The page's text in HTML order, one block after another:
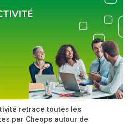
retrace toutes les
par Cheops autour de